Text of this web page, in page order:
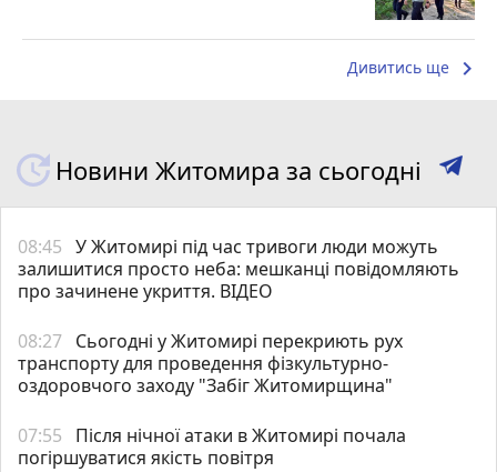
Дивитись ще keyboard_arrow_right
Новини Житомира за сьогодні
08:45 У Житомирі під час тривоги люди можуть
залишитися просто неба: мешканці повідомляють
про зачинене укриття. ВІДЕО
08:27 Сьогодні у Житомирі перекриють рух
транспорту для проведення фізкультурно-
оздоровчого заходу "Забіг Житомирщина"
07:55
Після нічної атаки в Житомирі почала
погіршуватися якість повітря